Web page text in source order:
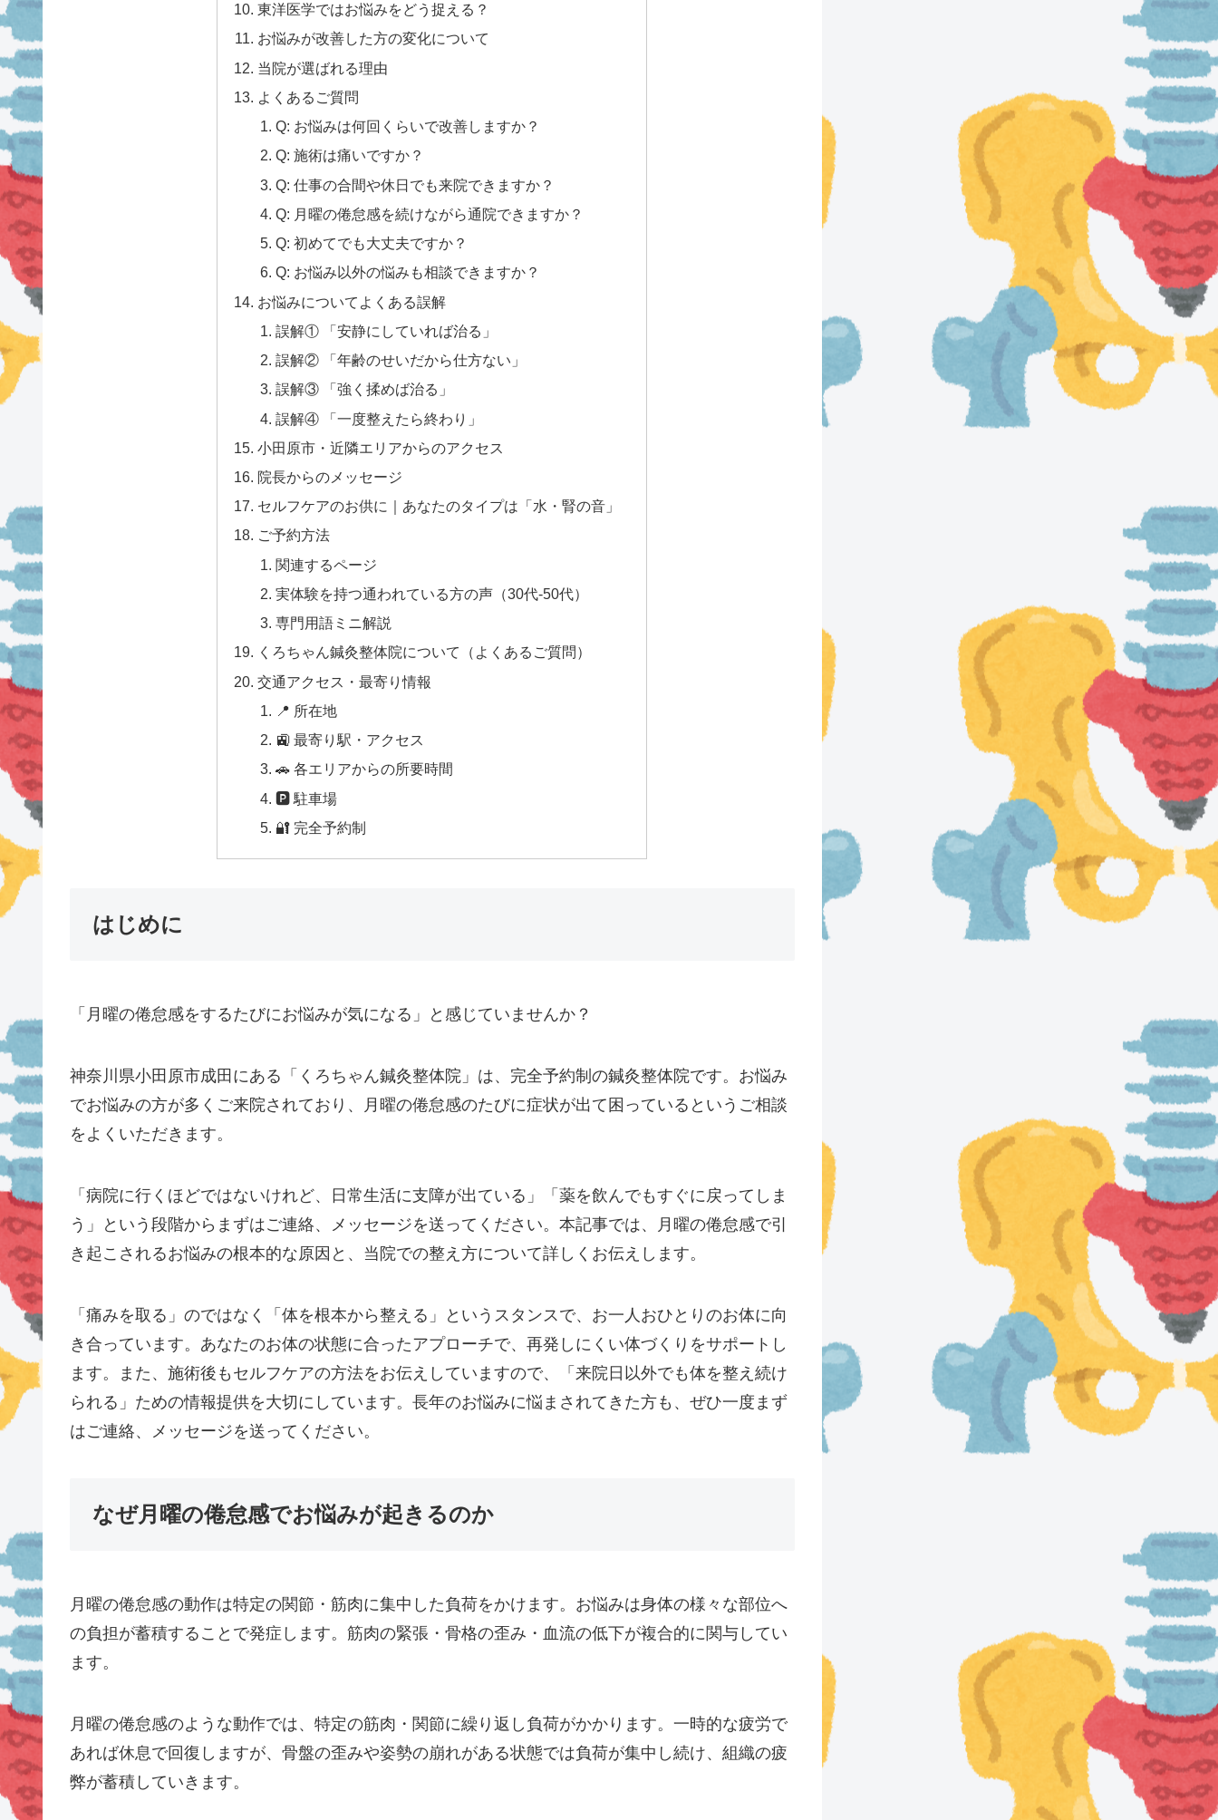
東洋医学ではお悩みをどう捉える？
お悩みが改善した方の変化について
当院が選ばれる理由
よくあるご質問
Q: お悩みは何回くらいで改善しますか？
Q: 施術は痛いですか？
Q: 仕事の合間や休日でも来院できますか？
Q: 月曜の倦怠感を続けながら通院できますか？
Q: 初めてでも大丈夫ですか？
Q: お悩み以外の悩みも相談できますか？
お悩みについてよくある誤解
誤解① 「安静にしていれば治る」
誤解② 「年齢のせいだから仕方ない」
誤解③ 「強く揉めば治る」
誤解④ 「一度整えたら終わり」
小田原市・近隣エリアからのアクセス
院長からのメッセージ
セルフケアのお供に｜あなたのタイプは「水・腎の音」
ご予約方法
関連するページ
実体験を持つ通われている方の声（30代-50代）
専門用語ミニ解説
くろちゃん鍼灸整体院について（よくあるご質問）
交通アクセス・最寄り情報
📍 所在地
🚉 最寄り駅・アクセス
🚗 各エリアからの所要時間
🅿 駐車場
🔐 完全予約制
はじめに
「月曜の倦怠感をするたびにお悩みが気になる」と感じていませんか？
神奈川県小田原市成田にある「くろちゃん鍼灸整体院」は、完全予約制の鍼灸整体院です。お悩み
でお悩みの方が多くご来院されており、月曜の倦怠感のたびに症状が出て困っているというご相談
をよくいただきます。
「病院に行くほどではないけれど、日常生活に支障が出ている」「薬を飲んでもすぐに戻ってしま
う」という段階からまずはご連絡、メッセージを送ってください。本記事では、月曜の倦怠感で引
き起こされるお悩みの根本的な原因と、当院での整え方について詳しくお伝えします。
「痛みを取る」のではなく「体を根本から整える」というスタンスで、お一人おひとりのお体に向
き合っています。あなたのお体の状態に合ったアプローチで、再発しにくい体づくりをサポートし
ます。また、施術後もセルフケアの方法をお伝えしていますので、「来院日以外でも体を整え続け
られる」ための情報提供を大切にしています。長年のお悩みに悩まされてきた方も、ぜひ一度まず
はご連絡、メッセージを送ってください。
なぜ月曜の倦怠感でお悩みが起きるのか
月曜の倦怠感の動作は特定の関節・筋肉に集中した負荷をかけます。お悩みは身体の様々な部位へ
の負担が蓄積することで発症します。筋肉の緊張・骨格の歪み・血流の低下が複合的に関与してい
ます。
月曜の倦怠感のような動作では、特定の筋肉・関節に繰り返し負荷がかかります。一時的な疲労で
あれば休息で回復しますが、骨盤の歪みや姿勢の崩れがある状態では負荷が集中し続け、組織の疲
弊が蓄積していきます。